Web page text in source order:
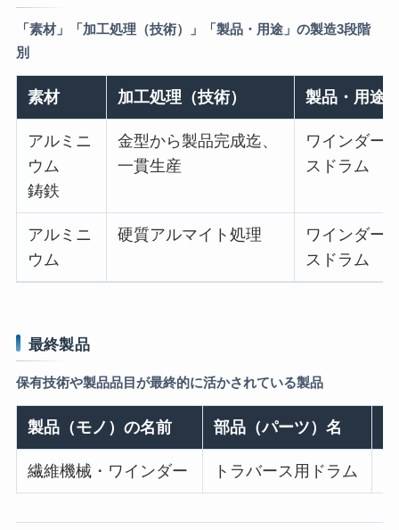
「素材」「加工処理（技術）」「製品・用途」の製造3段階
別
素材 加工処理（技術） 製品・用途
アルミニ
ウム
鋳鉄
金型から製品完成迄、
一貫生産
ワインダー
スドラム
アルミニ
ウム
硬質アルマイト処理
ワインダー
スドラム
最終製品
保有技術や製品品目が最終的に活かされている製品
製品（モノ）の名前 部品（パーツ）名
繊維機械・ワインダー トラバース用ドラム